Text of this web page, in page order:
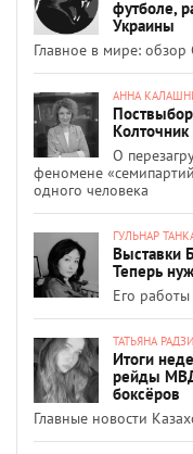
футболе,
Украины
Главное в мире:
АННА
О
феномене
одного человека
ГУЛЬНАР
Выставки
Теперь
Его работы
ТАТЬЯНА
Итоги
рейды
боксёров
Главные новости